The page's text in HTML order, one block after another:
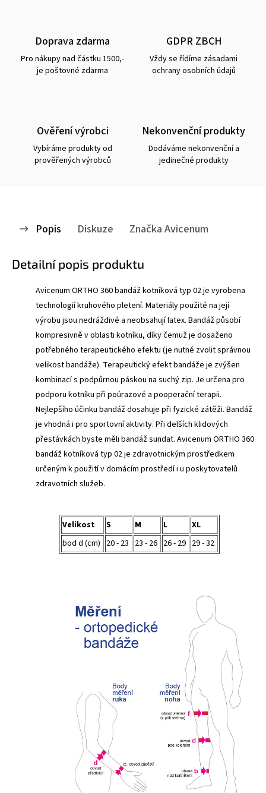
Doprava zdarma
Pro nákupy nad částku 1500,-
je poštovné zdarma
GDPR ZBCH
Vždy se řídíme zásadami
ochrany osobních údajů
Ověření výrobci
Vybíráme produkty od
prověřených výrobců
Nekonvenční produkty
Dodáváme nekonvenční a
jedinečné produkty
Popis Diskuze ZnačkaAvicenum
Detailní popis produktu
Avicenum ORTHO 360 bandáž kotníková typ 02 je vyrobena
technologií kruhového pletení. Materiály použité na její
výrobu jsou nedráždivé a neobsahují latex. Bandáž působí
kompresivně v oblasti kotníku, díky čemuž je dosaženo
potřebného terapeutického efektu (je nutné zvolit správnou
velikost bandáže). Terapeutický efekt bandáže je zvýšen
kombinací s podpůrnou páskou na suchý zip. Je určena pro
podporu kotníku při poúrazové a pooperační terapii.
Nejlepšího účinku bandáž dosahuje při fyzické zátěži. Bandáž
je vhodná i pro sportovní aktivity. Při delších klidových
přestávkách byste měli bandáž sundat. Avicenum ORTHO 360
bandáž kotníková typ 02 je zdravotnickým prostředkem
určeným k použití v domácím prostředí i u poskytovatelů
zdravotních služeb.
Velikost S M L
XL
bod d (cm) 20 - 23 23 - 26 26 - 29 29 - 32